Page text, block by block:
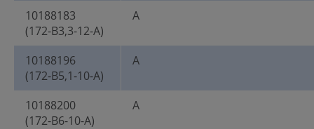
10188183
(172-B3,3-12-A)
A
10188196
(172-B5,1-10-A)
A
10188200
(172-B6-10-A)
A